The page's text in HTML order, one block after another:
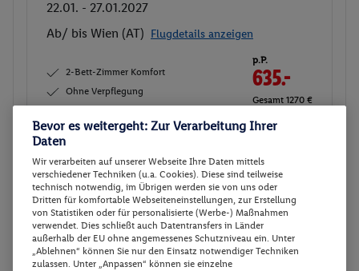
22.01. - 27.01.2027
Ab/ bis Wien (AT) Flugdetails anzeigen
2-Bett-Zimmer Komfort
Ohne Verpflegung
p.P.
635.-
Gesamt 1270 €
Veranstalter:DERTOUR Deutschland
Weitere Informationen des
Veranstalters
Buchen
Buchen
2-Bett-Zimmer Komfort
08.03. - 13.03.2027
Bevor es weitergeht: Zur Verarbeitung Ihrer
Daten
Wir verarbeiten auf unserer Webseite Ihre Daten mittels
verschiedener Techniken (u.a. Cookies). Diese sind teilweise
technisch notwendig, im Übrigen werden sie von uns oder
Dritten für komfortable Webseiteneinstellungen, zur Erstellung
von Statistiken oder für personalisierte (Werbe-) Maßnahmen
verwendet. Dies schließt auch Datentransfers in Länder
außerhalb der EU ohne angemessenes Schutzniveau ein. Unter
„Ablehnen“ können Sie nur den Einsatz notwendiger Techniken
zulassen. Unter „Anpassen“ können sie einzelne